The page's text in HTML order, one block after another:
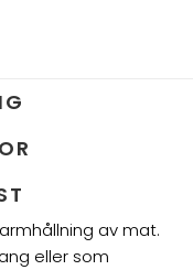
av mat.
eller som